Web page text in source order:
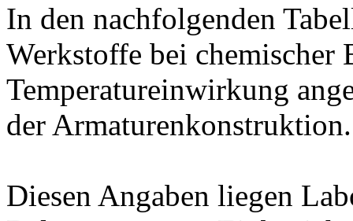
In den nachfolgenden
Werkstoffe bei chemischer
Temperatureinwirkung
der Armaturenkonstruktion.
Diesen Angaben liegen